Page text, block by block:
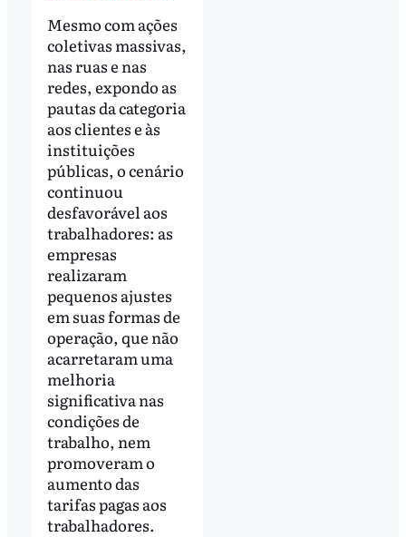
Mesmo com ações
coletivas massivas,
nas ruas e nas
redes, expondo as
pautas da categoria
aos clientes e às
instituições
públicas, o cenário
continuou
desfavorável aos
trabalhadores: as
empresas
realizaram
pequenos ajustes
em suas formas de
operação, que não
acarretaram uma
melhoria
significativa nas
condições de
trabalho, nem
promoveram o
aumento das
tarifas pagas aos
trabalhadores.